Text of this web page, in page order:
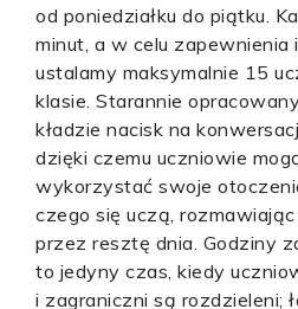
od poniedziałku do piątku.
minut, a w celu zapewnienia
ustalamy maksymalnie 15
klasie. Starannie
kładzie nacisk na
dzięki czemu uczniowie
wykorzystać swoje
czego się uczą, rozmawiając
przez resztę dnia. Godziny
to jedyny czas, kiedy
i zagraniczni są rozdzieleni;